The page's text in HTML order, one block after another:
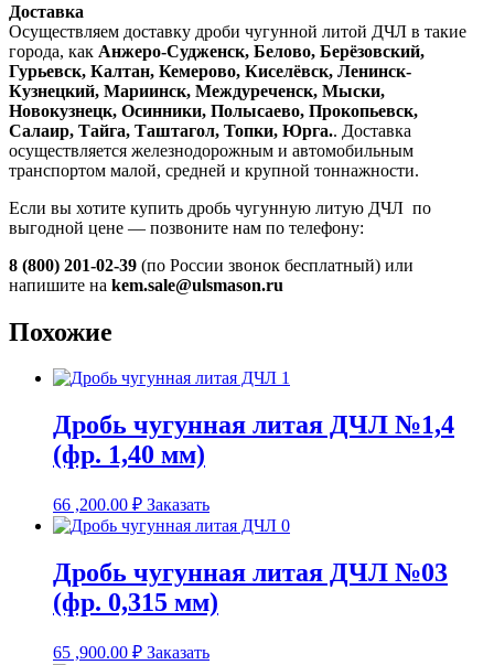
Доставка
Осуществляем доставку дроби чугунной литой ДЧЛ в такие
города, как Анжеро-Судженск, Белово, Берёзовский,
Гурьевск, Калтан, Кемерово, Киселёвск, Ленинск-
Кузнецкий, Мариинск, Междуреченск, Мыски,
Новокузнецк, Осинники, Полысаево, Прокопьевск,
Салаир, Тайга, Таштагол, Топки, Юрга.. Доставка
осуществляется железнодорожным и автомобильным
транспортом малой, средней и крупной тоннажности.
Если вы хотите купить дробь чугунную литую ДЧЛ по
выгодной цене — позвоните нам по телефону:
8 (800) 201-02-39 (по России звонок бесплатный) или
напишите на kem.sale@ulsmason.ru
Похожие
Дробь чугунная литая ДЧЛ №1,4
(фр. 1,40 мм)
66 ,200.00 ₽ Заказать
Дробь чугунная литая ДЧЛ №03
(фр. 0,315 мм)
65 ,900.00 ₽ Заказать